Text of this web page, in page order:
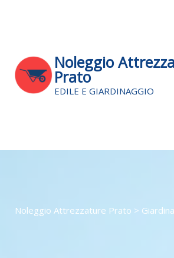
Noleggio
Prato
EDILE E GIARDINAGGIO
Noleggio Attrezzature Prato >